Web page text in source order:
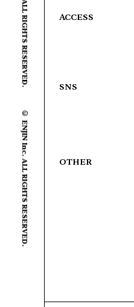
© ENJIN Inc. ALL RIGHTS RESERVED.
ACCESS
SNS
OTHER